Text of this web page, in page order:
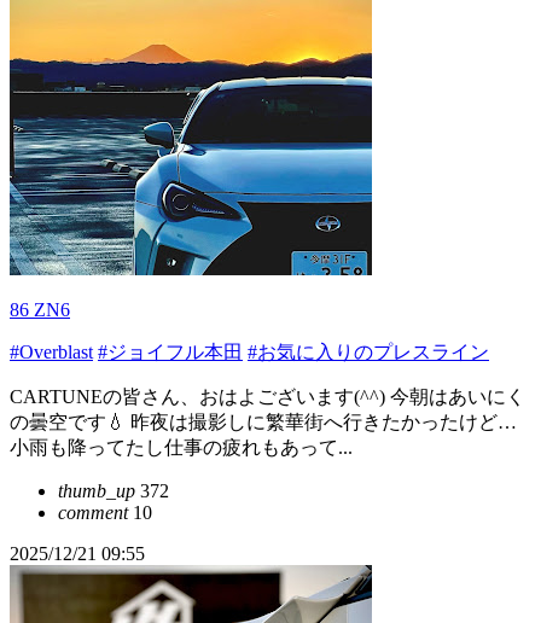
86 ZN6
#Overblast #ジョイフル本田 #お気に入りのプレスライン
CARTUNEの皆さん、おはよございます(^^) 今朝はあいにく
の曇空です💧 昨夜は撮影しに繁華街へ行きたかったけど…
小雨も降ってたし仕事の疲れもあって...
thumb_up 372
comment10
2025/12/21 09:55